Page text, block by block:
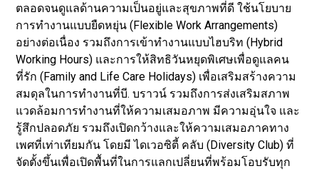
ตลอดจนดูแลด้านความเป็นอยู่และสุขภาพที่ดี ใช้นโยบาย
การทำงานแบบยืดหยุ่น (Flexible Work Arrangements)
อย่างต่อเนื่อง รวมถึงการเข้าทำงานแบบไฮบริท (Hybrid
Working Hours) และการให้สิทธิวันหยุดพิเศษเพื่อดูแลคน
ที่รัก (Family and Life Care Holidays) เพื่อเสริมสร้างความ
สมดุลในการทำงานที่บี. บราวน์ รวมถึงการส่งเสริมสภาพ
แวดล้อมการทำงานที่ให้ความเสมอภาพ มีความอุ่นใจ และ
รู้สึกปลอดภัย รวมถึงเปิดกว้างและให้ความเสมอภาคทาง
เพศที่เท่าเทียมกัน โดยมี ไดเวอซิตี้ คลับ (Diversity Club) ที่
จัดตั้งขึ้นเพื่อเปิดพื้นที่ในการแลกเปลี่ยนที่พร้อมโอบรับทุก